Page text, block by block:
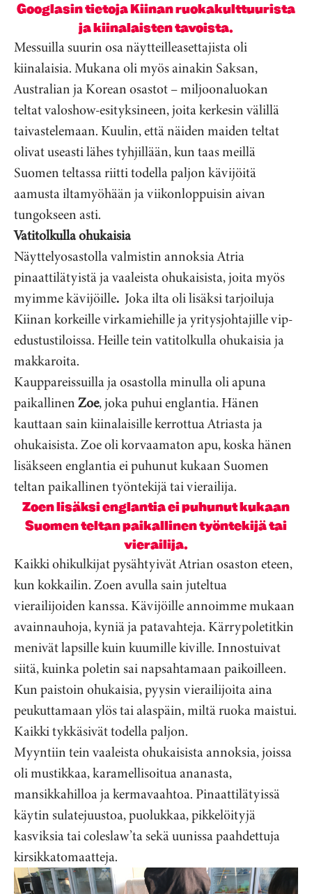
Googlasin tietoja Kiinan ruokakulttuurista
ja kiinalaisten tavoista.
Messuilla suurin osa näytteilleasettajista oli
kiinalaisia. Mukana oli myös ainakin Saksan,
Australian ja Korean osastot – miljoonaluokan
teltat valoshow-esityksineen, joita kerkesin välillä
taivastelemaan. Kuulin, että näiden maiden teltat
olivat useasti lähes tyhjillään, kun taas meillä
Suomen teltassa riitti todella paljon kävijöitä
aamusta iltamyöhään ja viikonloppuisin aivan
tungokseen asti.
Vatitolkulla ohukaisia
Näyttelyosastolla valmistin annoksia Atria
pinaattilätyistä ja vaaleista ohukaisista, joita myös
myimme kävijöille. Joka ilta oli lisäksi tarjoiluja
Kiinan korkeille virkamiehille ja yritysjohtajille vip-
edustustiloissa. Heille tein vatitolkulla ohukaisia ja
makkaroita.
Kauppareissuilla ja osastolla minulla oli apuna
paikallinenZoe, joka puhui englantia. Hänen
kauttaan sain kiinalaisille kerrottua Atriasta ja
ohukaisista. Zoe oli korvaamaton apu, koska hänen
lisäkseen englantia ei puhunut kukaan Suomen
teltan paikallinen työntekijä tai vierailija.
Zoen lisäksi englantia ei puhunut kukaan
Suomen teltan paikallinen työntekijä tai
vierailija.
Kaikki ohikulkijat pysähtyivät Atrian osaston eteen,
kun kokkailin. Zoen avulla sain juteltua
vierailijoiden kanssa. Kävijöille annoimme mukaan
avainnauhoja, kyniä ja patavahteja. Kärrypoletitkin
menivät lapsille kuin kuumille kiville. Innostuivat
siitä, kuinka poletin sai napsahtamaan paikoilleen.
Kun paistoin ohukaisia, pyysin vierailijoita aina
peukuttamaan ylös tai alaspäin, miltä ruoka maistui.
Kaikki tykkäsivät todella paljon.
Myyntiin tein vaaleista ohukaisista annoksia, joissa
oli mustikkaa, karamellisoitua ananasta,
mansikkahilloa ja kermavaahtoa. Pinaattilätyissä
käytin sulatejuustoa, puolukkaa, pikkelöityjä
kasviksia tai coleslaw’ta sekä uunissa paahdettuja
kirsikkatomaatteja.